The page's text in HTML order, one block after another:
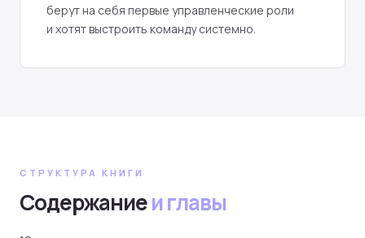
берут на себя первые управленческие роли
и хотят выстроить команду системно.
СТРУКТУРА КНИГИ
Содержаниеи главы